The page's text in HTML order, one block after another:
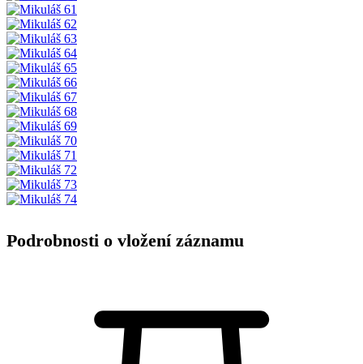
Podrobnosti o vložení záznamu